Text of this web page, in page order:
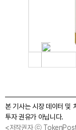
본 기사는 시장 데이터 및
투자 권유가 아닙니다.
<저작권자 ⓒ